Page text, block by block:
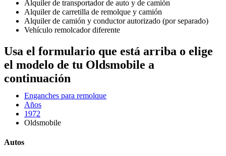
Alquiler de transportador de auto y de camión
Alquiler de carretilla de remolque y camión
Alquiler de camión y conductor autorizado (por separado)
Vehículo remolcador diferente
Usa el formulario que está arriba o elige
el modelo de tu Oldsmobile a
continuación
Enganches para remolque
Años
1972
Oldsmobile
Autos